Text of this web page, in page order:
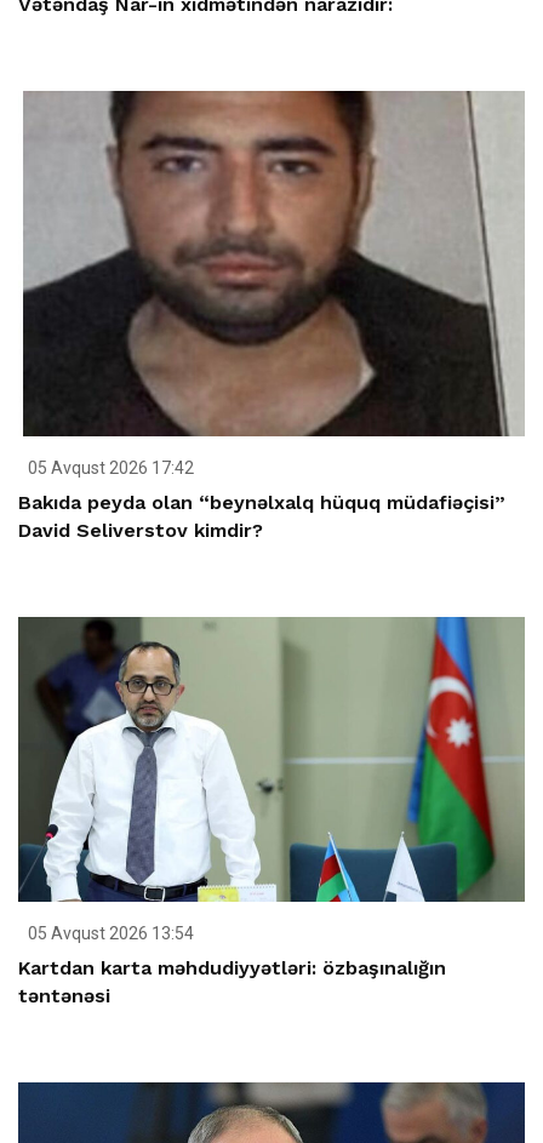
05 Avqust 2026 17:42
Bakıda peyda olan “beynəlxalq hüquq müdafiəçisi”
David Seliverstov kimdir?
05 Avqust 2026 13:54
Kartdan karta məhdudiyyətləri: özbaşınalığın
təntənəsi